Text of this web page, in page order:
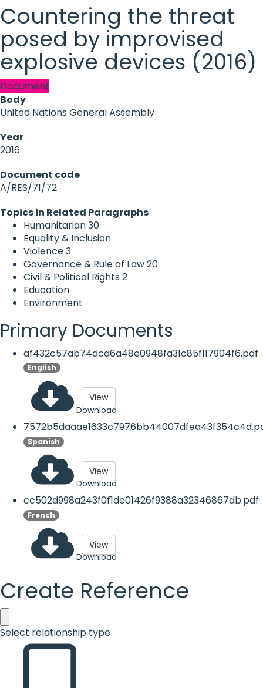
Countering the threat
posed by improvised
explosive devices (2016)
Document
Body
United Nations General Assembly
Year
2016
Document code
A/RES/71/72
Topics in Related Paragraphs
Humanitarian30
Equality & Inclusion
Violence3
Governance & Rule of Law20
Civil & Political Rights 2
Education
Environment
Primary Documents
af432c57ab74dcd6a48e0948fa31c85f117904f6.pdf
English
Download
View
Spanish
Download
View
cc502d998a243f0f1de01426f9388a32346867db.pdf
French
Download
View
Create Reference
Select relationship type